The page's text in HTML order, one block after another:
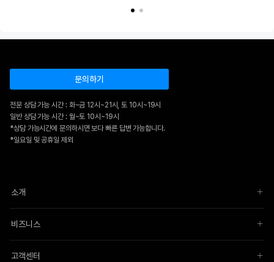
9. 무엇입니까? 유형 질문 대비
9-2. 면접 답변 예시
10. 직렬별 기출질문
10-4. 사회복지
10-5. 방호
10-6. 전기직
10-7 산림자원 및 조경
10-8. 지적
문의하기
전문 상담 가능 시간 : 화~금 12시~21시, 토 10시~19시
일반 상담 가능 시간 : 월~토 10시~19시
*상담 가능시간에 문의하시면 보다 빠른 답변 가능합니다.
*일요일 및 공휴일 제외
소개
비즈니스
고객센터